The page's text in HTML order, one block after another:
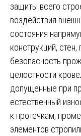
защиты всего
воздействия
состояния
конструкций,
безопасность
целостности
допущенные при
естественный
к протечкам,
элементов